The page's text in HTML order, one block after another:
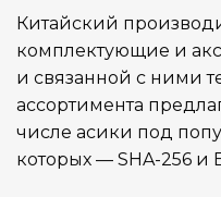
ВЕС НЕТТО, КГ
ВЛАЖНОСТЬ
СТРАНА
Китайский
комплектующие и
и связанной с ними
ассортимента
числе асики под
которых — SHA-256 и